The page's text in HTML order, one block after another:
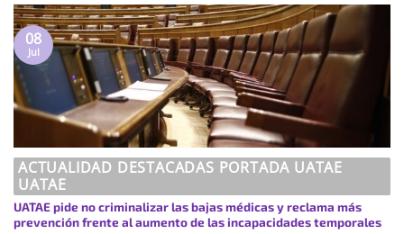
ACTUALIDAD DESTACADAS PORTADA UATAE
UATAE
UATAE pide no criminalizar las bajas médicas y reclama más
prevención frente al aumento de las incapacidades temporales
08
Jul